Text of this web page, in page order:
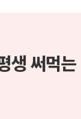
생 써먹